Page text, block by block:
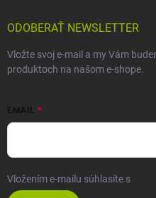
ODOBERAŤ NEWSLETTER
Vložte svoj e-mail a my Vám
produktoch na našom e-shope.
EMAIL
Vložením e-mailu súhlasíte s